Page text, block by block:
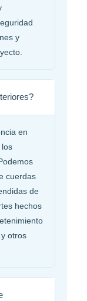
y
en
los
cuerdas
de
hechos
otros